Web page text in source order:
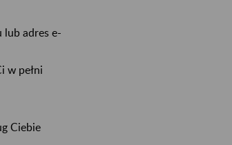
lub adres e-
w pełni
Ciebie